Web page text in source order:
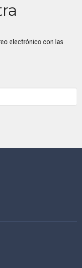
electrónico con las